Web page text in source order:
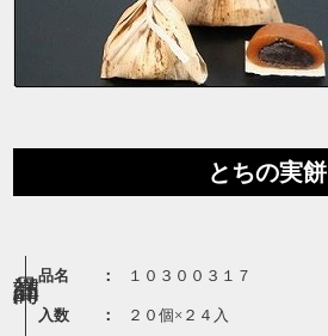
とちの実餅
品名 ： １０３００３１７
入数 ： ２０個×２４入